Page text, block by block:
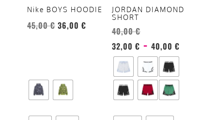
Nike BOYS HOODIE
45,00€ 36,00 €
opzioni
essere
del
prodotto
JORDAN DIAMOND
SHORT
40,00€
32,00 € - 40,00 €Fascia
di
da
opzioni
possono
essere
scelte
nella
pagina
del
prodotto